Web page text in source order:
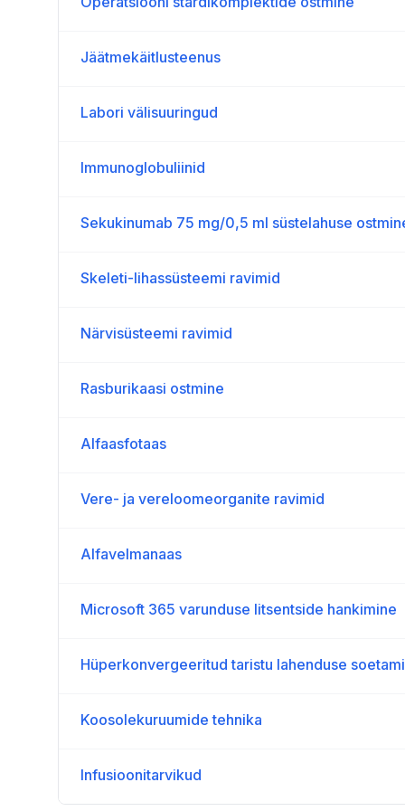
Jäätmekäitlusteenus
Labori välisuuringud
Immunoglobuliinid
Sekukinumab 75 mg/0,5 ml süstelahuse
Skeleti-lihassüsteemi ravimid
Närvisüsteemi ravimid
Rasburikaasi ostmine
Alfaasfotaas
Vere- ja vereloomeorganite ravimid
Alfavelmanaas
Microsoft 365 varunduse litsentside hankimine
Hüperkonvergeeritud taristu lahenduse
Koosolekuruumide tehnika
Infusioonitarvikud